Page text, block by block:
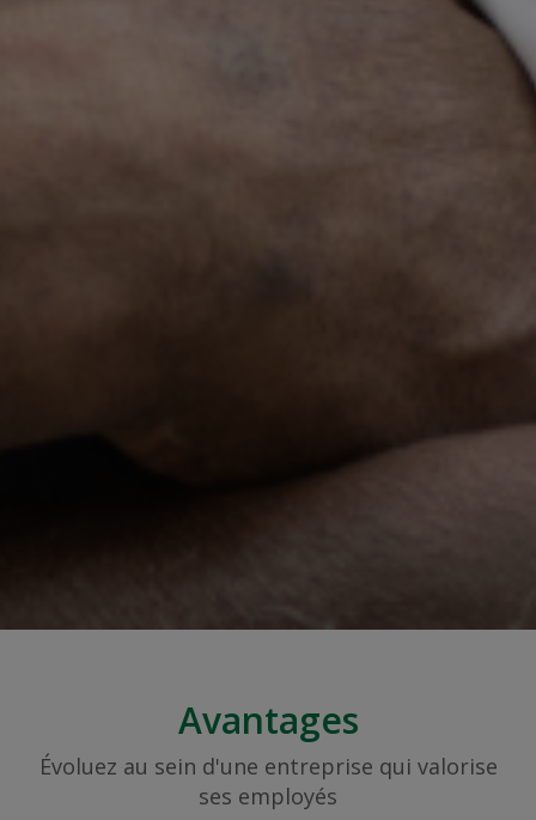
Avantages
Évoluez au sein d'une entreprise qui valorise
ses employés